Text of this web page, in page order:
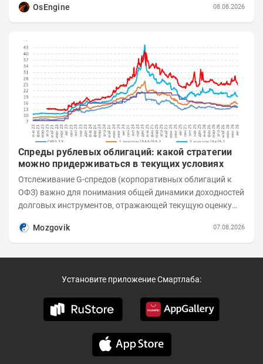
OsEngine
08.08.2026
Спреды рублевых облигаций: какой стратегии
можно придерживаться в текущих условиях
Отслеживание G-спредов (корпоративных облигаций к
ОФЗ) важно для понимания общей динамики доходностей
долговых инструментов, отражающей текущую оценку
Mozgovik
07.08.2026
Установите приложение Смартлаба: